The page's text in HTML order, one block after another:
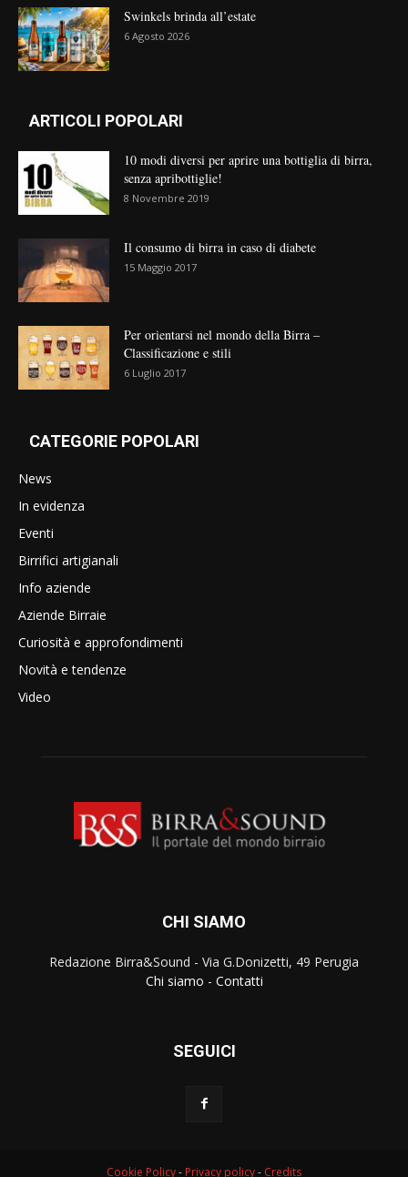
Swinkels brinda all’estate
6 Agosto 2026
ARTICOLI POPOLARI
10 modi diversi per aprire una bottiglia di birra,
senza apribottiglie!
8 Novembre 2019
Il consumo di birra in caso di diabete
15 Maggio 2017
Per orientarsi nel mondo della Birra –
Classificazione e stili
6 Luglio 2017
CATEGORIE POPOLARI
News
In evidenza
Eventi
Birrifici artigianali
Info aziende
Aziende Birraie
Curiosità e approfondimenti
Novità e tendenze
Video
CHI SIAMO
Redazione Birra&Sound - Via G.Donizetti, 49 Perugia
Chi siamo - Contatti
SEGUICI
Cookie Policy- Privacy policy- Credits